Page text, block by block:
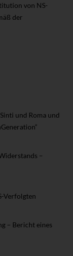
von NS-
der
und Roma und
–
Verfolgten
– Bericht eines